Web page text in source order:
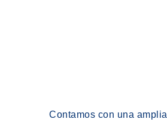
Contamos con una amplia